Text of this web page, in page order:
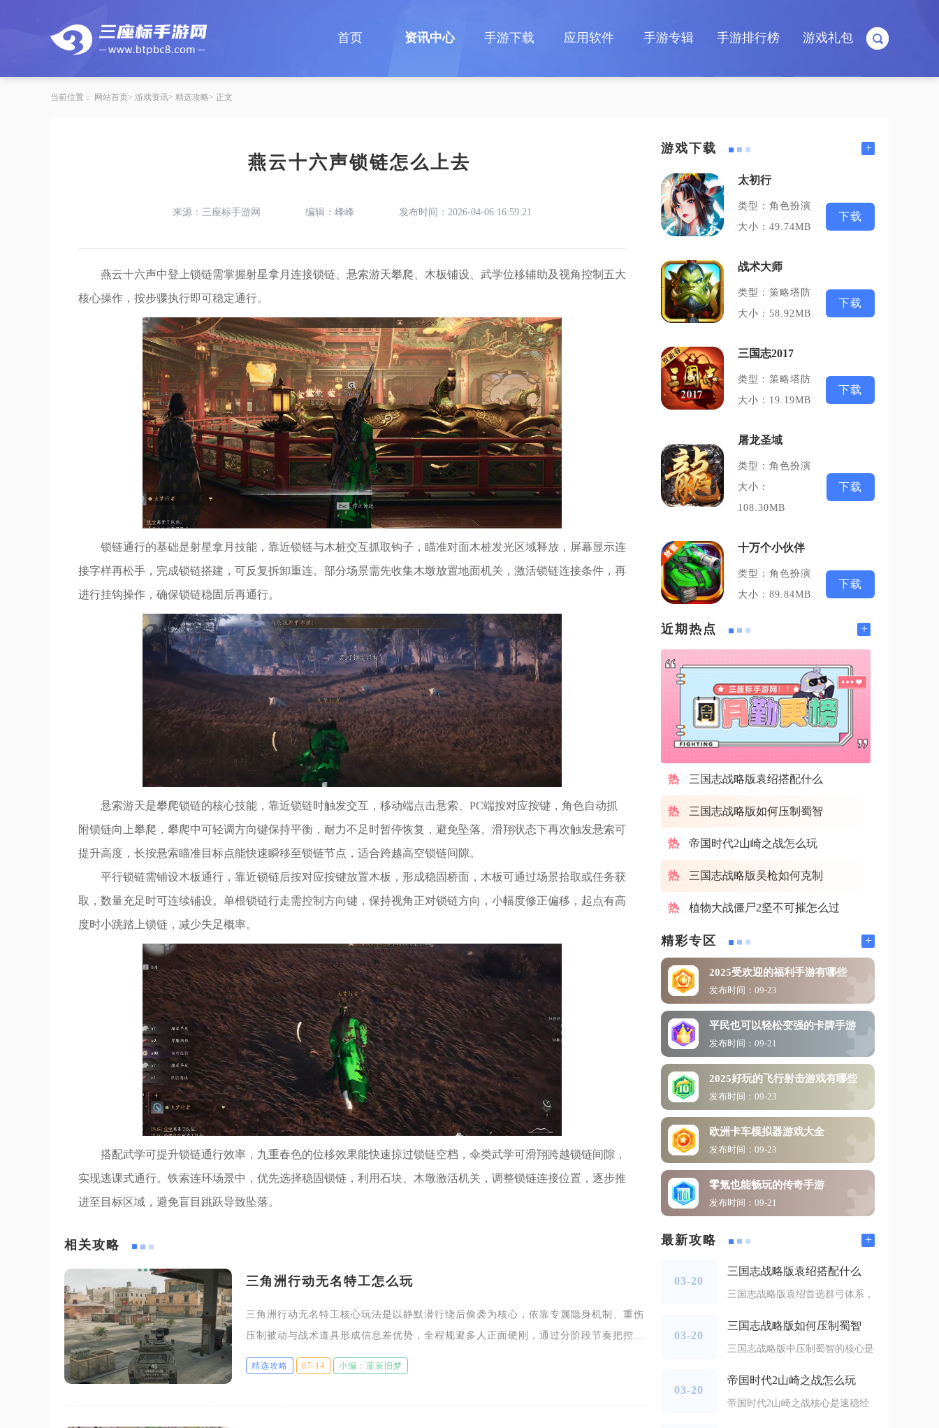
首页 资讯中心 手游下载 应用软件 手游专辑 手游排行榜 游戏礼包
当前位置： 网站首页 游戏资讯 精选攻略 正文
燕云十六声锁链怎么上去
来源：三座标手游网 编辑：峰峰 发布时间：2026-04-06 16:59:21
燕云十六声中登上锁链需掌握射星拿月连接锁链、悬索游天攀爬、木板铺设、武学位移辅助及视角控制五大
核心操作，按步骤执行即可稳定通行。
锁链通行的基础是射星拿月技能，靠近锁链与木桩交互抓取钩子，瞄准对面木桩发光区域释放，屏幕显示连
接字样再松手，完成锁链搭建，可反复拆卸重连。部分场景需先收集木墩放置地面机关，激活锁链连接条件，再
进行挂钩操作，确保锁链稳固后再通行。
悬索游天是攀爬锁链的核心技能，靠近锁链时触发交互，移动端点击悬索、PC端按对应按键，角色自动抓
附锁链向上攀爬，攀爬中可轻调方向键保持平衡，耐力不足时暂停恢复，避免坠落。滑翔状态下再次触发悬索可
提升高度，长按悬索瞄准目标点能快速瞬移至锁链节点，适合跨越高空锁链间隙。
平行锁链需铺设木板通行，靠近锁链后按对应按键放置木板，形成稳固桥面，木板可通过场景拾取或任务获
取，数量充足时可连续铺设。单根锁链行走需控制方向键，保持视角正对锁链方向，小幅度修正偏移，起点有高
度时小跳踏上锁链，减少失足概率。
搭配武学可提升锁链通行效率，九重春色的位移效果能快速掠过锁链空档，伞类武学可滑翔跨越锁链间隙，
实现逃课式通行。铁索连环场景中，优先选择稳固锁链，利用石块、木墩激活机关，调整锁链连接位置，逐步推
进至目标区域，避免盲目跳跃导致坠落。
相关攻略
三角洲行动无名特工怎么玩
三角洲行动无名特工核心玩法是以静默潜行绕后偷袭为核心，依靠专属隐身机制、重伤
压制被动与战术道具形成信息差优势，全程规避多人正面硬刚，通过分阶段节奏把控、
配套枪械改装和团队配合稳定完成收割，熟练掌握技能连招与地形利用即可大幅提升对
局胜率。无名
精选攻略 07-14 小编：蓝辰旧梦
游戏下载 +
太初行
类型：角色扮演
大小：49.74MB
下载
战术大师
类型：策略塔防
大小：58.92MB
下载
三国志2017
类型：策略塔防
大小：19.19MB
下载
屠龙圣域
类型：角色扮演
大小：
108.30MB
下载
十万个小伙伴
类型：角色扮演
大小：89.84MB
下载
近期热点 +
三国志战略版袁绍搭配什么
三国志战略版如何压制蜀智
帝国时代2山崎之战怎么玩
三国志战略版吴枪如何克制
植物大战僵尸2坚不可摧怎么过
精彩专区 +
2025受欢迎的福利手游有哪些
发布时间：09-23
平民也可以轻松变强的卡牌手游
发布时间：09-21
2025好玩的飞行射击游戏有哪些
发布时间：09-23
欧洲卡车模拟器游戏大全
发布时间：09-23
零氪也能畅玩的传奇手游
发布时间：09-21
最新攻略 +
03-20
三国志战略版袁绍搭配什么
三国志战略版袁绍首选群弓体系，
03-20
三国志战略版如何压制蜀智
三国志战略版中压制蜀智的核心是
03-20
帝国时代2山崎之战怎么玩
帝国时代2山崎之战核心是速稳经